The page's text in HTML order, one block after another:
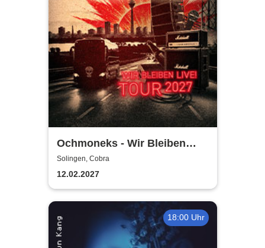
Ochmoneks - Wir Bleiben
Live! Tour 2027
Solingen, Cobra
12.02.2027
18:00 Uhr